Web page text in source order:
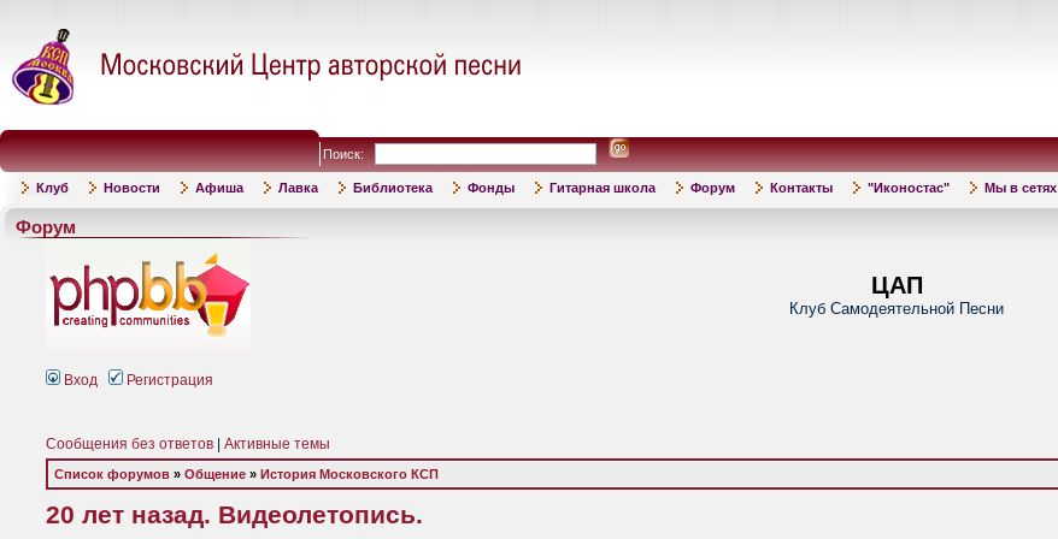
Поиск:
Клуб Новости Афиша Лавка Библиотека Фонды Гитарная школа Форум Контакты "Иконостас" Мы в сетях
Форум
ЦАП
Клуб Самодеятельной Песни
Вход Регистрация
Сообщения без ответов Активные темы
Список форумов » Общение » История Московского КСП
20 лет назад. Видеолетопись.